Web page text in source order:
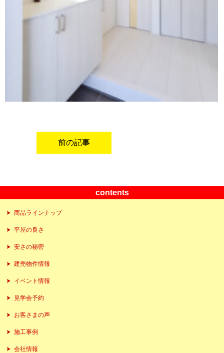
前の記事
contents
商品ラインナップ
平屋の良さ
安さの秘密
建売物件情報
イベント情報
見学会予約
お客さまの声
施工事例
会社情報